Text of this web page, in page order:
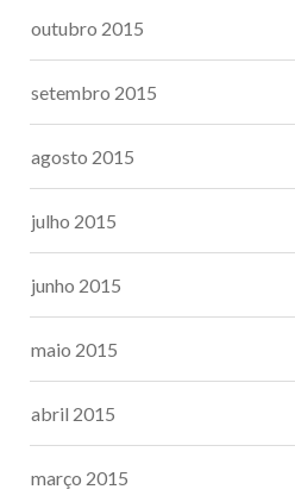
outubro 2015
setembro 2015
agosto 2015
julho 2015
junho 2015
maio 2015
abril 2015
março 2015